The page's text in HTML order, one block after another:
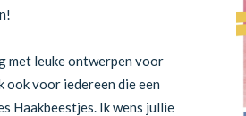
met leuke ontwerpen voor
voor iedereen die een
Haakbeestjes. Ik wens jullie